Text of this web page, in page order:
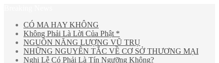
CÓ MA HAY KHÔNG
Không Phải Là Lời Của Phật *
NGUỒN NĂNG LƯỢNG VŨ TRỤ
NHỮNG NGUYÊN TẮC VỀ CƠ SỞ THƯƠNG MẠI
Nghi Lễ Có Phải Là Tín Ngưỡng Không?